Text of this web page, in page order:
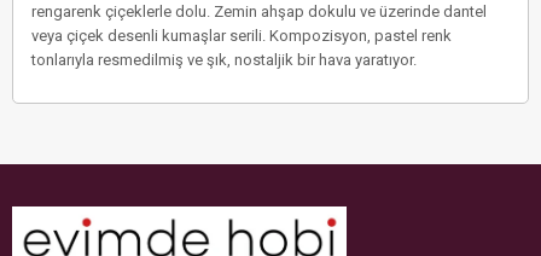
rengarenk çiçeklerle dolu. Zemin ahşap dokulu ve üzerinde dantel
veya çiçek desenli kumaşlar serili. Kompozisyon, pastel renk
tonlarıyla resmedilmiş ve şık, nostaljik bir hava yaratıyor.